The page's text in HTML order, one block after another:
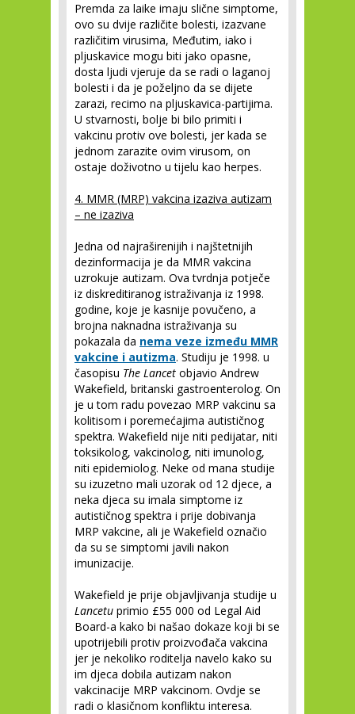
Premda za laike imaju slične simptome,
ovo su dvije različite bolesti, izazvane
različitim virusima, Međutim, iako i
pljuskavice mogu biti jako opasne,
dosta ljudi vjeruje da se radi o laganoj
bolesti i da je poželjno da se dijete
zarazi, recimo na pljuskavica-partijima.
U stvarnosti, bolje bi bilo primiti i
vakcinu protiv ove bolesti, jer kada se
jednom zarazite ovim virusom, on
ostaje doživotno u tijelu kao herpes.
4. MMR (MRP) vakcina izaziva autizam
– ne izaziva
Jedna od najraširenijih i najštetnijih
dezinformacija je da MMR vakcina
uzrokuje autizam. Ova tvrdnja potječe
iz diskreditiranog istraživanja iz 1998.
godine, koje je kasnije povučeno, a
brojna naknadna istraživanja su
pokazala da nema veze između MMR
vakcine i autizma. Studiju je 1998. u
časopisu The Lancet objavio Andrew
Wakefield, britanski gastroenterolog. On
je u tom radu povezao MRP vakcinu sa
kolitisom i poremećajima autističnog
spektra. Wakefield nije niti pedijatar, niti
toksikolog, vakcinolog, niti imunolog,
niti epidemiolog. Neke od mana studije
su izuzetno mali uzorak od 12 djece, a
neka djeca su imala simptome iz
autističnog spektra i prije dobivanja
MRP vakcine, ali je Wakefield označio
da su se simptomi javili nakon
imunizacije.
Wakefield je prije objavljivanja studije u
Lancetu primio £55 000 od Legal Aid
Board-a kako bi našao dokaze koji bi se
upotrijebili protiv proizvođača vakcina
jer je nekoliko roditelja navelo kako su
im djeca dobila autizam nakon
vakcinacije MRP vakcinom. Ovdje se
radi o klasičnom konfliktu interesa.